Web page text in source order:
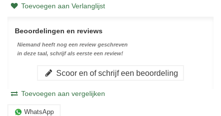
Toevoegen aan Verlanglijst
Beoordelingen en reviews
Niemand heeft nog een review geschreven
in deze taal, schrijf als eerste een review!
Scoor en of schrijf een beoordeling
Toevoegen aan vergelijken
WhatsApp